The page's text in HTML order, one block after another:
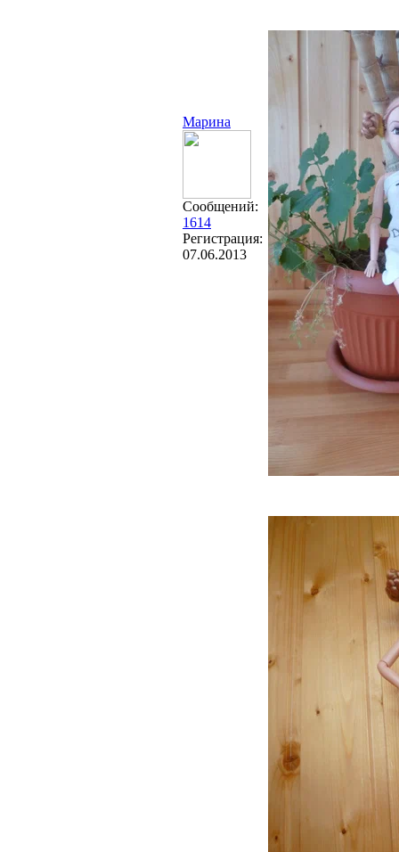
Марина
Сообщений:
1614
Регистрация:
07.06.2013